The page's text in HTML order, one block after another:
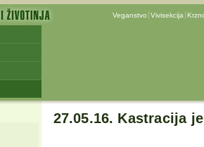
Veganstvo Vivisekcija
27.05.16. Kastracija